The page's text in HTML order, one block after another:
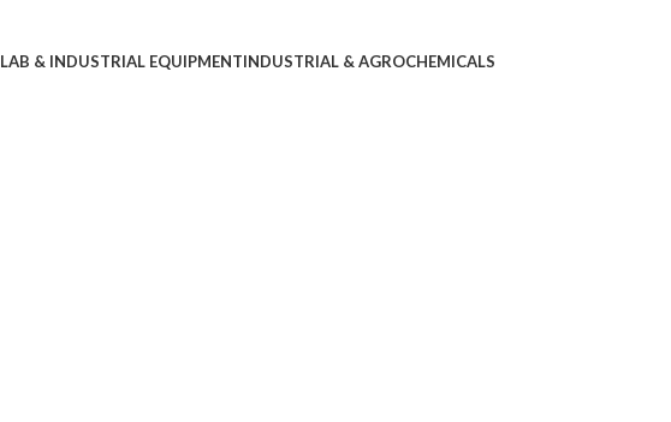
LAB & INDUSTRIAL EQUIPMENTINDUSTRIAL & AGROCHEMICALS